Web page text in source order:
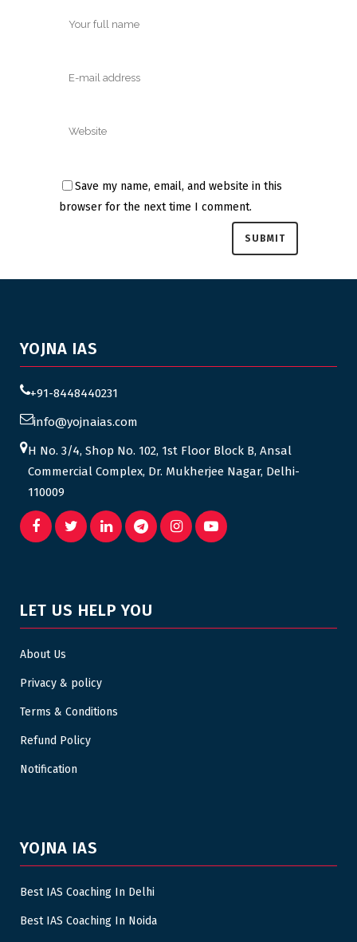
Save my name, email, and website in this
browser for the next time I comment.
YOJNA IAS
+91-8448440231
info@yojnaias.com
H No. 3/4, Shop No. 102, 1st Floor Block B, Ansal
Commercial Complex, Dr. Mukherjee Nagar, Delhi-
110009
LET US HELP YOU
About Us
Privacy & policy
Terms & Conditions
Refund Policy
Notification
YOJNA IAS
Best IAS Coaching In Delhi
Best IAS Coaching In Noida